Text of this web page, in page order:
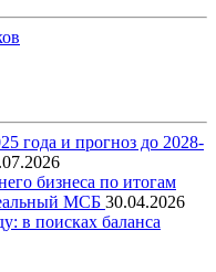
года и прогноз до 2028-
бизнеса по итогам
МСБ 30.04.2026
в поисках баланса